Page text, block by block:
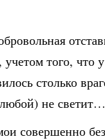
того, что
столько
не светит…
совершенно